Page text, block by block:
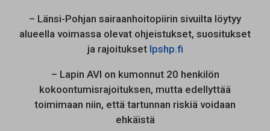
– Länsi-Pohjan sairaanhoitopiirin sivuilta löytyy
alueella voimassa olevat ohjeistukset, suositukset
ja rajoitukset lpshp.fi
– Lapin AVI on kumonnut 20 henkilön
kokoontumisrajoituksen, mutta edellyttää
toimimaan niin, että tartunnan riskiä voidaan
ehkäistä